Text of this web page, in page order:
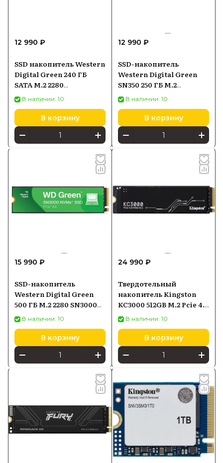
12 990 ₽
SSD накопитель Western
Digital Green 240 ГБ
SATA M.2 2280
(WDS240G3G0B)
В наличии: 10
В корзину
12 990 ₽
SSD-накопитель
Western Digital Green
SN350 250 ГБ M.2
(WDS250G2G0C)
В наличии: 10
В корзину
15 990 ₽
SSD-накопитель
Western Digital Green
500 ГБ M.2 2280 SN3000
NVMe PCIe 4.0
(WDS500G4G0E)
В наличии: 10
В корзину
24 990 ₽
Твердотельный
накопитель Kingston
KC3000 512GB M.2 Pcie 4.0
NVMe SKC3000S512G
В наличии: 10
В корзину